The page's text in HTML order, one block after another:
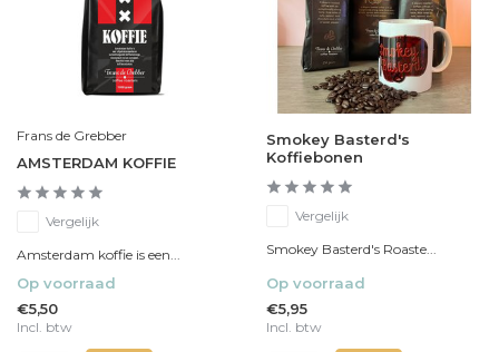
Frans de Grebber
AMSTERDAM KOFFIE
Vergelijk
Amsterdam koffie is een...
Op voorraad
€5,50
Incl. btw
Smokey Basterd's
Koffiebonen
Vergelijk
Smokey Basterd's Roaste...
Op voorraad
€5,95
Incl. btw